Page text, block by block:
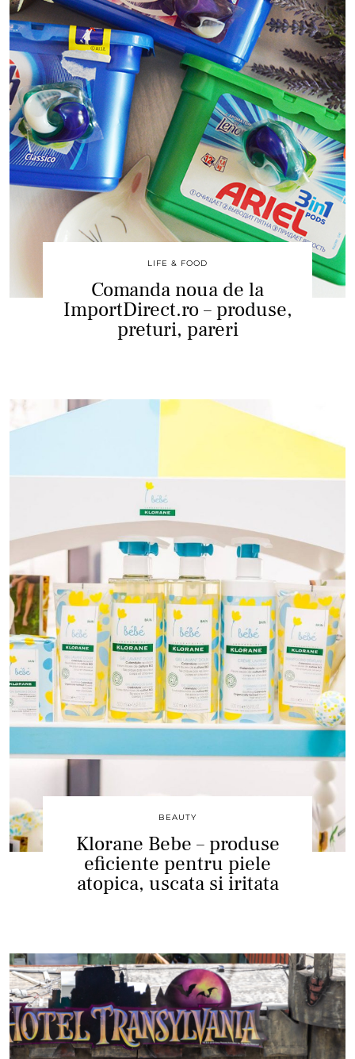
LIFE & FOOD
Comanda noua de la
ImportDirect.ro – produse,
preturi, pareri
BEAUTY
Klorane Bebe – produse
eficiente pentru piele
atopica, uscata si iritata